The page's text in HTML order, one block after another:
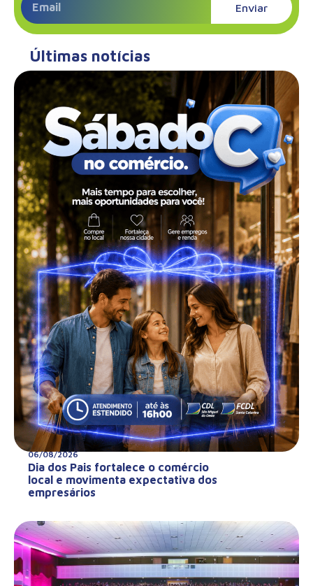
Enviar
Últimas notícias
06/08/2026
Dia dos Pais fortalece o comércio
local e movimenta expectativa dos
empresários